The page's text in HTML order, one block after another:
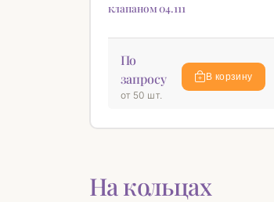
клапаном 04.111
По
запросу
от 50 шт.
В корзину
На кольцах